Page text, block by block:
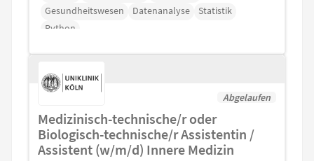
Gesundheitswesen
Datenanalyse
Statistik
Python
Abgelaufen
Medizinisch-technische/r oder
Biologisch-technische/r Assistentin /
Assistent (w/m/d) Innere Medizin